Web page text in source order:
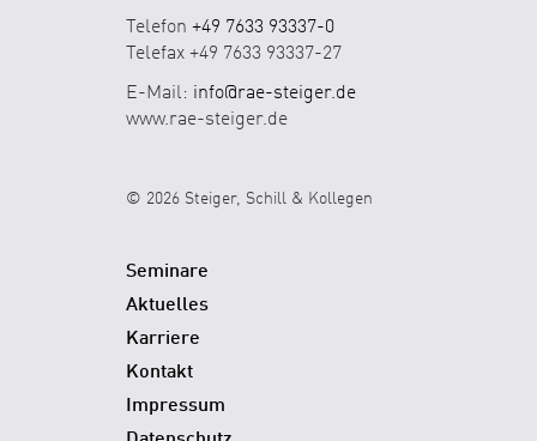
Telefon +49 7633 93337-0
Telefax +49 7633 93337-27
E-Mail: info@rae-steiger.de
www.rae-steiger.de
© 2026 Steiger, Schill & Kollegen
Seminare
Aktuelles
Karriere
Kontakt
Impressum